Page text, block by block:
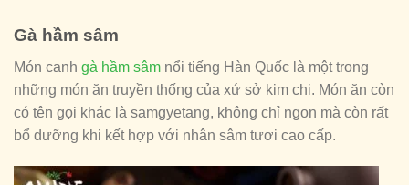
Gà hầm sâm
Món canh gà hầm sâm nổi tiếng Hàn Quốc là một trong
những món ăn truyền thống của xứ sở kim chi. Món ăn còn
có tên gọi khác là samgyetang, không chỉ ngon mà còn rất
bổ dưỡng khi kết hợp với nhân sâm tươi cao cấp.